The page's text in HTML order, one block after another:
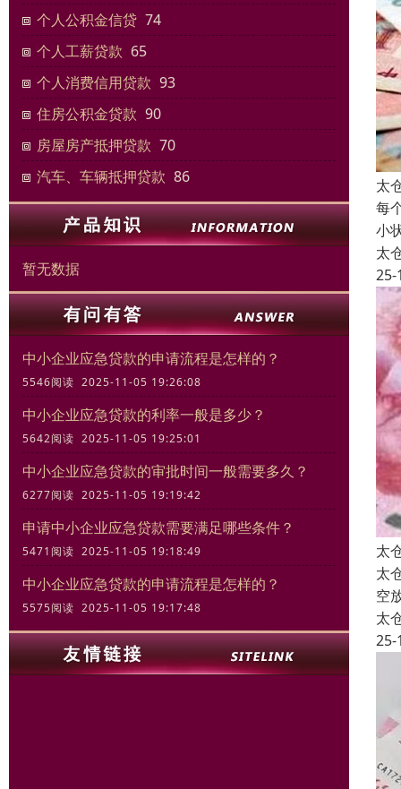
个人公积金信贷 74
个人工薪贷款 65
个人消费信用贷款 93
住房公积金贷款 90
房屋房产抵押贷款 70
汽车、车辆抵押贷款 86
暂无数据
中小企业应急贷款的申请流程是怎样的？
5546阅读 2025-11-05 19:26:08
中小企业应急贷款的利率一般是多少？
5642阅读 2025-11-05 19:25:01
中小企业应急贷款的审批时间一般需要多久？
6277阅读 2025-11-05 19:19:42
申请中小企业应急贷款需要满足哪些条件？
5471阅读 2025-11-05 19:18:49
中小企业应急贷款的申请流程是怎样的？
5575阅读 2025-11-05 19:17:48
太
每
小
太
25-
太
太
空
太
25-